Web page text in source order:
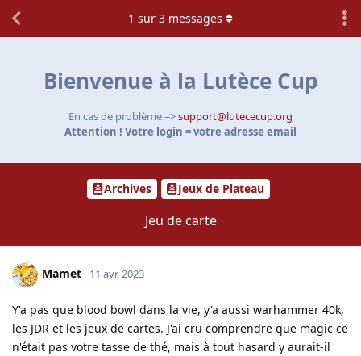
Bienvenue à la Lutèce Cup
En cas de problème =>support@lutececup.org
Attention ! Votre login = votre adresse email
Archives Jeux de Plateau
Jeu de carte
1 sur 3 messages
Mamet 11 avr. 2023
Y'a pas que blood bowl dans la vie, y'a aussi warhammer 40k,
les JDR et les jeux de cartes. J'ai cru comprendre que magic ce
n'était pas votre tasse de thé, mais à tout hasard y aurait-il